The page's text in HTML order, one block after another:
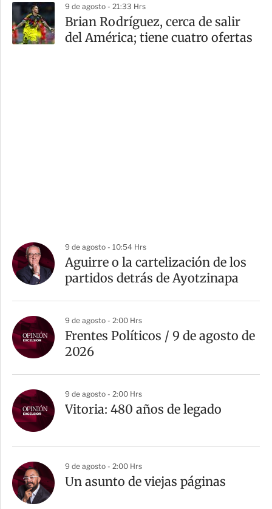
9 de agosto - 21:33 Hrs
Brian Rodríguez, cerca de salir
del América; tiene cuatro ofertas
9 de agosto - 10:54 Hrs
Aguirre o la cartelización de los
partidos detrás de Ayotzinapa
9 de agosto - 2:00 Hrs
Frentes Políticos / 9 de agosto de
2026
9 de agosto - 2:00 Hrs
Vitoria: 480 años de legado
9 de agosto - 2:00 Hrs
Un asunto de viejas páginas